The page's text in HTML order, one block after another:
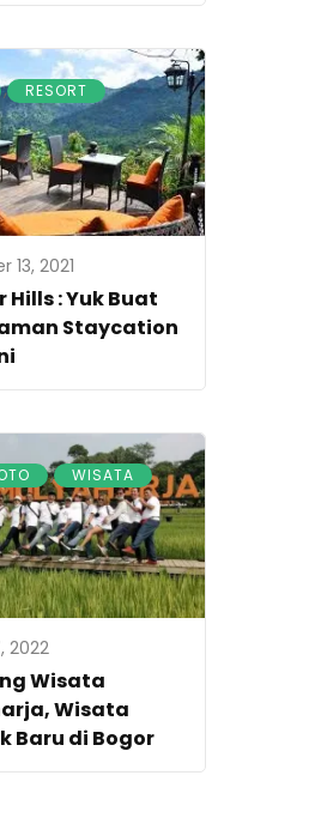
, RESORT
13, 2021
Hills : Yuk Buat
Staycation
, WISATA
2022
Wisata
Wisata
Baru di Bogor